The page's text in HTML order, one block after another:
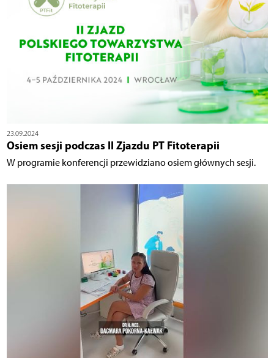
23.09.2024
Osiem sesji podczas II Zjazdu PT Fitoterapii
W programie konferencji przewidziano osiem głównych sesji.